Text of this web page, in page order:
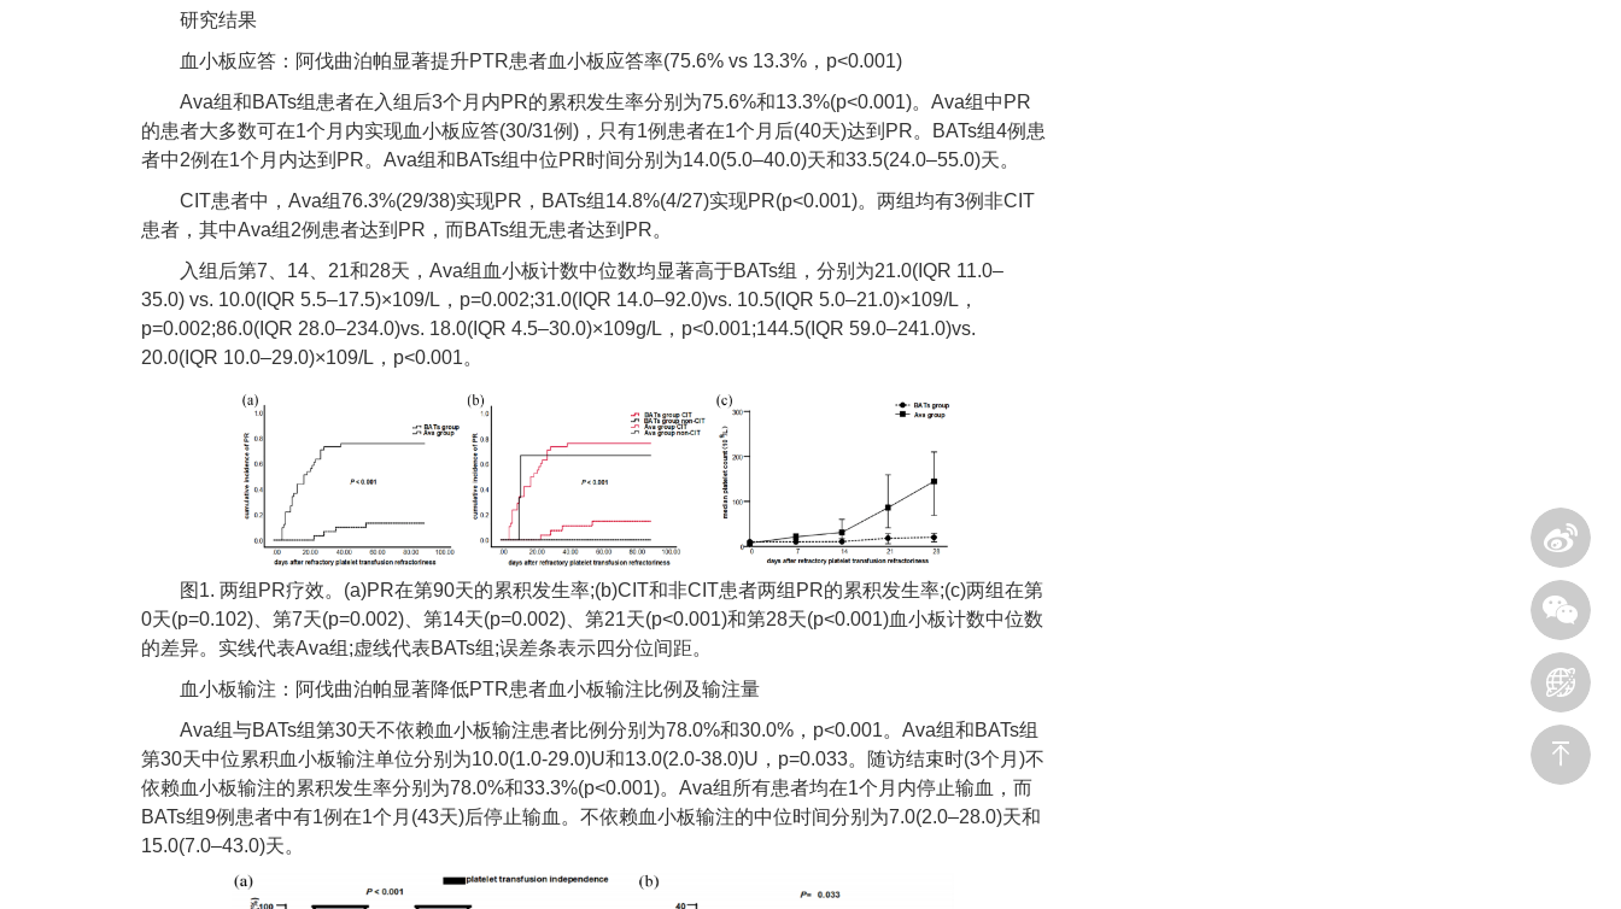
研究结果
血小板应答：阿伐曲泊帕显著提升PTR患者血小板应答率(75.6% vs 13.3%，p<0.001)
Ava组和BATs组患者在入组后3个月内PR的累积发生率分别为75.6%和13.3%(p<0.001)。Ava组中PR
的患者大多数可在1个月内实现血小板应答(30/31例)，只有1例患者在1个月后(40天)达到PR。BATs组4例患
者中2例在1个月内达到PR。Ava组和BATs组中位PR时间分别为14.0(5.0–40.0)天和33.5(24.0–55.0)天。
CIT患者中，Ava组76.3%(29/38)实现PR，BATs组14.8%(4/27)实现PR(p<0.001)。两组均有3例非CIT
患者，其中Ava组2例患者达到PR，而BATs组无患者达到PR。
入组后第7、14、21和28天，Ava组血小板计数中位数均显著高于BATs组，分别为21.0(IQR 11.0–
35.0) vs. 10.0(IQR 5.5–17.5)×109/L，p=0.002;31.0(IQR 14.0–92.0)vs. 10.5(IQR 5.0–21.0)×109/L，
p=0.002;86.0(IQR 28.0–234.0)vs. 18.0(IQR 4.5–30.0)×109g/L，p<0.001;144.5(IQR 59.0–241.0)vs.
20.0(IQR 10.0–29.0)×109/L，p<0.001。
图1. 两组PR疗效。(a)PR在第90天的累积发生率;(b)CIT和非CIT患者两组PR的累积发生率;(c)两组在第
0天(p=0.102)、第7天(p=0.002)、第14天(p=0.002)、第21天(p<0.001)和第28天(p<0.001)血小板计数中位数
的差异。实线代表Ava组;虚线代表BATs组;误差条表示四分位间距。
血小板输注：阿伐曲泊帕显著降低PTR患者血小板输注比例及输注量
Ava组与BATs组第30天不依赖血小板输注患者比例分别为78.0%和30.0%，p<0.001。Ava组和BATs组
第30天中位累积血小板输注单位分别为10.0(1.0-29.0)U和13.0(2.0-38.0)U，p=0.033。随访结束时(3个月)不
依赖血小板输注的累积发生率分别为78.0%和33.3%(p<0.001)。Ava组所有患者均在1个月内停止输血，而
BATs组9例患者中有1例在1个月(43天)后停止输血。不依赖血小板输注的中位时间分别为7.0(2.0–28.0)天和
15.0(7.0–43.0)天。